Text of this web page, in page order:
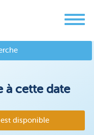
à cette date
est disponible